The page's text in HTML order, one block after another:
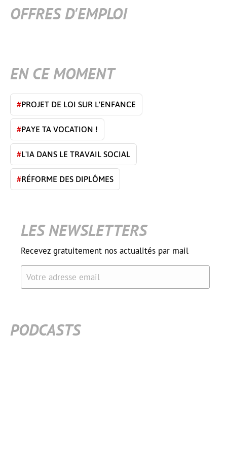
OFFRES D'EMPLOI
EN CE MOMENT
#PROJET DE LOI SUR L'ENFANCE
#PAYE TA VOCATION !
#L'IA DANS LE TRAVAIL SOCIAL
#RÉFORME DES DIPLÔMES
LES NEWSLETTERS
Recevez gratuitement nos actualités par mail
Votre adresse email
PODCASTS